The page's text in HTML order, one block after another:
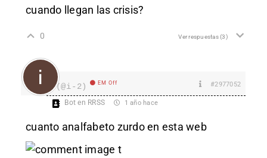
cuando llegan las crisis?
0 Ver respuestas(3)
i(@i-2) EM Off #2977052
Bot en RRSS 1 año hace
cuanto analfabeto zurdo en esta web
t